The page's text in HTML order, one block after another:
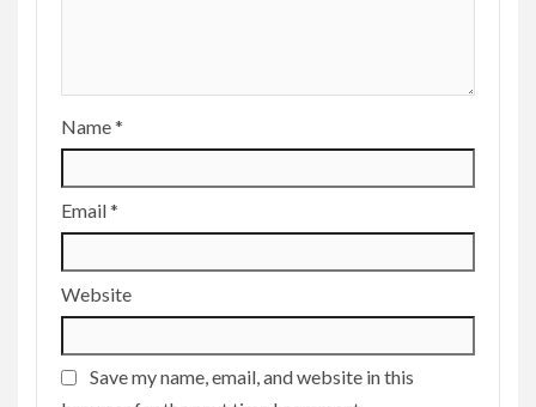
Name*
Email*
Website
Save my name, email, and website in this